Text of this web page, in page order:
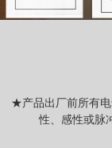
★产品出厂前所有
性、感性或脉